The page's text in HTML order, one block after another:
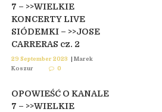
7 – >>WIELKIE
KONCERTY LIVE
SIÓDEMKI – >>JOSE
CARRERAS cz. 2
29 September 2023
Marek
Koszur
0
OPOWIEŚĆ O KANALE
7 – >>WIELKIE